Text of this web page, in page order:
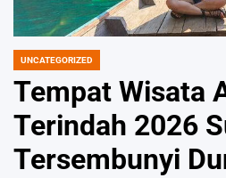
POSTED
IN
UNCATEGORIZED
Tempat Wisata
Terindah 2026
Tersembunyi